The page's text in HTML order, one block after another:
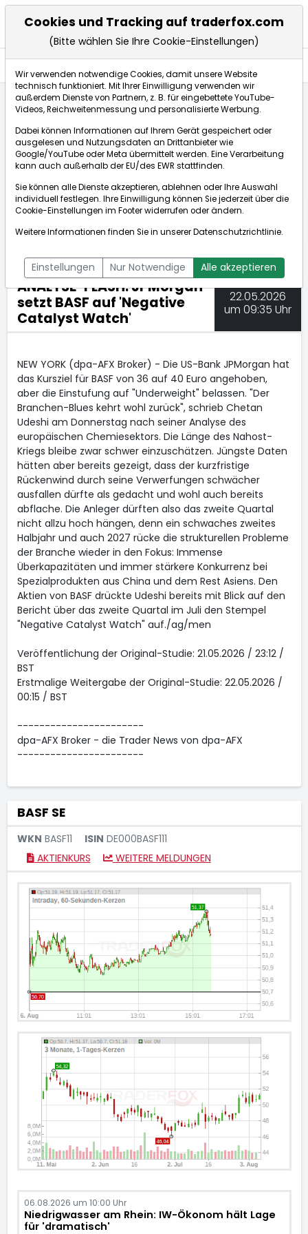
ANALYSE-FLASH: JPMorgan setzt BASF auf 'Negative C...
dpa-AFX Compact
ÜBERSICHT DPA-AFX PROFEED
DPA-AFX COMPACT
NEWSBOT
ANALYSE-FLASH: JPMorgan
setzt BASF auf 'Negative
Catalyst Watch'
22.05.2026
um 09:35 Uhr
NEW YORK (dpa-AFX Broker) - Die US-Bank JPMorgan hat
das Kursziel für BASF von 36 auf 40 Euro angehoben,
aber die Einstufung auf "Underweight" belassen. "Der
Branchen-Blues kehrt wohl zurück", schrieb Chetan
Udeshi am Donnerstag nach seiner Analyse des
europäischen Chemiesektors. Die Länge des Nahost-
Kriegs bleibe zwar schwer einzuschätzen. Jüngste Daten
hätten aber bereits gezeigt, dass der kurzfristige
Rückenwind durch seine Verwerfungen schwächer
ausfallen dürfte als gedacht und wohl auch bereits
abflache. Die Anleger dürften also das zweite Quartal
nicht allzu hoch hängen, denn ein schwaches zweites
Halbjahr und auch 2027 rücke die strukturellen Probleme
der Branche wieder in den Fokus: Immense
Überkapazitäten und immer stärkere Konkurrenz bei
Spezialprodukten aus China und dem Rest Asiens. Den
Aktien von BASF drückte Udeshi bereits mit Blick auf den
Bericht über das zweite Quartal im Juli den Stempel
"Negative Catalyst Watch" auf./ag/men
Veröffentlichung der Original-Studie: 21.05.2026 / 23:12 /
BST
Erstmalige Weitergabe der Original-Studie: 22.05.2026 /
00:15 / BST
-----------------------
dpa-AFX Broker - die Trader News von dpa-AFX
-----------------------
BASF SE
WKN BASF11 ISIN DE000BASF111
AKTIENKURS
WEITERE MELDUNGEN
06.08.2026 um 10:00 Uhr
Niedrigwasser am Rhein: IW-Ökonom hält Lage
für 'dramatisch'
Cookies und Tracking auf traderfox.com
(Bitte wählen Sie Ihre Cookie-Einstellungen)
Wir verwenden notwendige Cookies, damit unsere Website
technisch funktioniert. Mit Ihrer Einwilligung verwenden wir
außerdem Dienste von Partnern, z. B. für eingebettete YouTube-
Videos, Reichweitenmessung und personalisierte Werbung.
Dabei können Informationen auf Ihrem Gerät gespeichert oder
ausgelesen und Nutzungsdaten an Drittanbieter wie
Google/YouTube oder Meta übermittelt werden. Eine Verarbeitung
kann auch außerhalb der EU/des EWR stattfinden.
Sie können alle Dienste akzeptieren, ablehnen oder Ihre Auswahl
individuell festlegen. Ihre Einwilligung können Sie jederzeit über die
Cookie-Einstellungen im Footer widerrufen oder ändern.
Weitere Informationen finden Sie in unsererDatenschutzrichtlinie.
Einstellungen Nur Notwendige Alle akzeptieren